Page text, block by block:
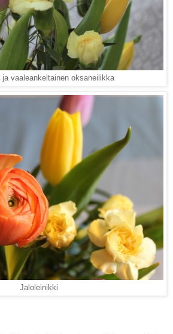
ja vaaleankeltainen oksaneilikka
Jaloleinikki